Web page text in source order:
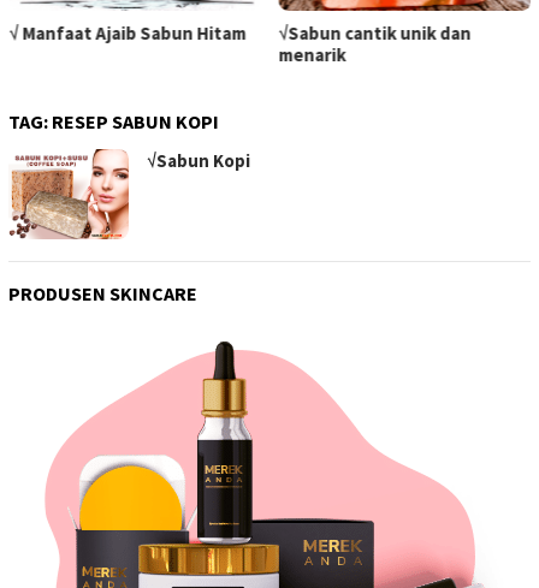
√ Manfaat Ajaib Sabun Hitam
√Sabun cantik unik dan
menarik
TAG: RESEP SABUN KOPI
√Sabun Kopi
PRODUSEN SKINCARE